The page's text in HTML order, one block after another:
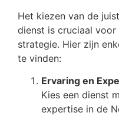
Het kiezen van de
dienst is cruciaal voor
strategie. Hier zijn
te vinden:
Ervaring en
Kies een dienst
expertise in de